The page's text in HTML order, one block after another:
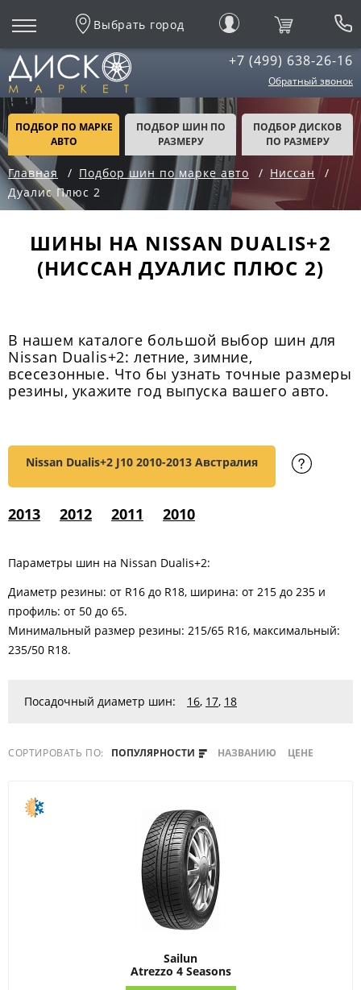
Выбрать город
+7 (499) 638-26-16
Обратный звонок
ПОДБОР ПО МАРКЕ
АВТО
ПОДБОР ШИН ПО
РАЗМЕРУ
ПОДБОР ДИСКОВ
ПО РАЗМЕРУ
Главная Подбор шин по марке авто
Ниссан
Дуалис Плюс 2
ШИНЫ НА NISSAN DUALIS+2
(НИССАН ДУАЛИС ПЛЮС 2)
В нашем каталоге большой выбор шин для
Nissan Dualis+2: летние, зимние,
всесезонные. Что бы узнать точные размеры
резины, укажите год выпуска вашего авто.
Nissan Dualis+2 J10 2010-2013 Австралия
2013 2012 2011 2010
Параметры шин на Nissan Dualis+2:
Диаметр резины: от R16 до R18, ширина: от 215 до 235 и
профиль: от 50 до 65.
Минимальный размер резины: 215/65 R16, максимальный:
235/50 R18.
Посадочный диаметр шин: 16, 17, 18
СОРТИРОВАТЬ ПО: ПОПУЛЯРНОСТИ НАЗВАНИЮ ЦЕНЕ
Sailun
Atrezzo 4 Seasons